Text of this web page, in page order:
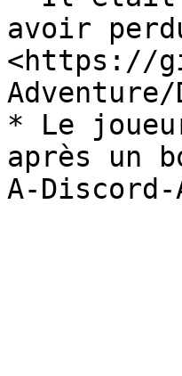
avoir
<https://
* Le
après un